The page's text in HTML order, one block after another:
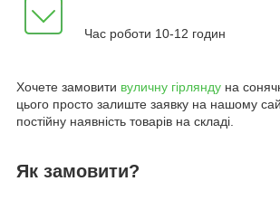
Час роботи 10-12 годин
Хочете замовити вуличну гірлянду на
цього просто залиште заявку на нашому
постійну наявність товарів на складі.
Як замовити?